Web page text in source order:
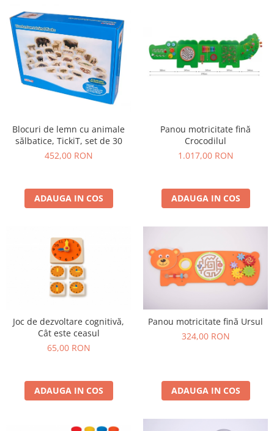
Blocuri de lemn cu animale
sălbatice, TickiT, set de 30
452,00 RON
ADAUGA IN COS
Panou motricitate fină
Crocodilul
1.017,00 RON
ADAUGA IN COS
Joc de dezvoltare cognitivă,
Cât este ceasul
65,00 RON
ADAUGA IN COS
Panou motricitate fină Ursul
324,00 RON
ADAUGA IN COS